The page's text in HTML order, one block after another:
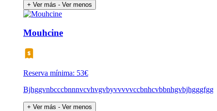
+ Ver más - Ver menos
Mouhcine
Reserva mínima: 53€
+ Ver más - Ver menos